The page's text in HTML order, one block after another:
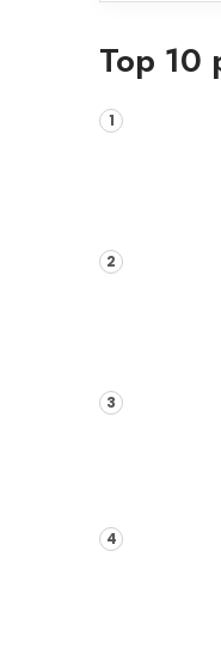
Top 10